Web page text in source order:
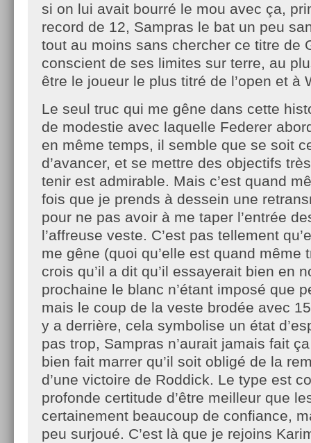
si on lui avait bourré le mou avec ça,
record de 12, Sampras le bat un peu
tout au moins sans chercher ce titre de
conscient de ses limites sur terre, au
être le joueur le plus titré de l’open et à
Le seul truc qui me gêne dans cette
de modestie avec laquelle Federer
en même temps, il semble que se soit
d’avancer, et se mettre des objectifs
tenir est admirable. Mais c’est quand
fois que je prends à dessein une
pour ne pas avoir à me taper l’entrée
l’affreuse veste. C’est pas tellement
me gêne (quoi qu’elle est quand même
crois qu’il a dit qu’il essayerait bien en
prochaine le blanc n’étant imposé que
mais le coup de la veste brodée avec
y a derrière, cela symbolise un état
pas trop, Sampras n’aurait jamais fait
bien fait marrer qu’il soit obligé de la
d’une victoire de Roddick. Le type est
profonde certitude d’être meilleur que
certainement beaucoup de confiance,
peu surjoué. C’est là que je rejoins